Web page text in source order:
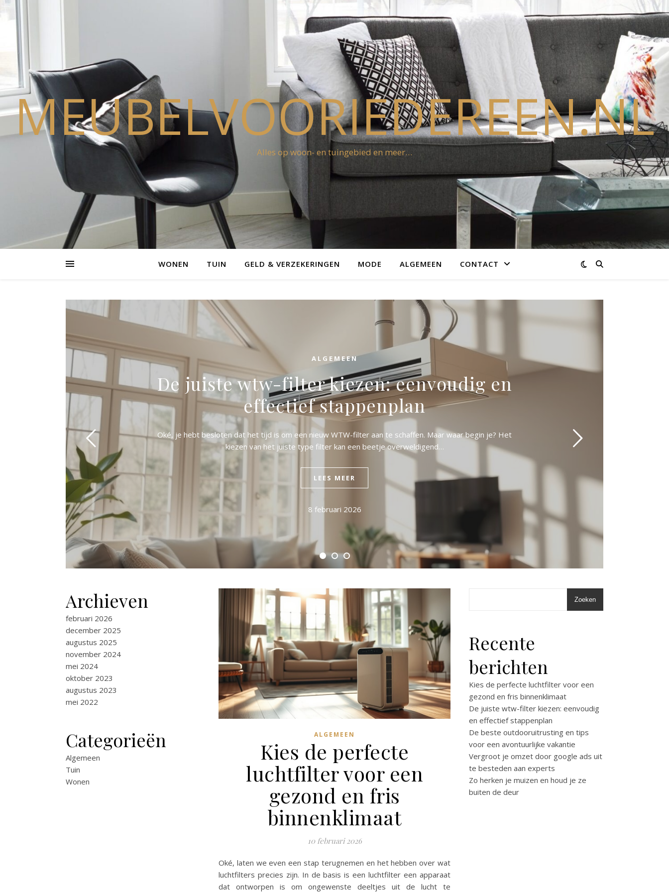
MEUBELVOORIEDEREEN.NL
Alles op woon- en tuingebied en meer…
WONEN TUIN GELD & VERZEKERINGEN MODE ALGEMEEN CONTACT
ALGEMEEN
De juiste wtw-filter kiezen: eenvoudig en
effectief stappenplan
Oké, je hebt besloten dat het tijd is om een nieuw WTW-filter aan te schaffen. Maar waar begin je? Het
kiezen van het juiste type filter kan een beetje overweldigend…
LEES MEER
8 februari 2026
Archieven
februari 2026
december 2025
augustus 2025
november 2024
mei 2024
oktober 2023
augustus 2023
mei 2022
Categorieën
Algemeen
Tuin
Wonen
ALGEMEEN
Kies de perfecte
luchtfilter voor een
gezond en fris
binnenklimaat
10 februari 2026
Oké, laten we even een stap terugnemen en het hebben over wat
luchtfilters precies zijn. In de basis is een luchtfilter een apparaat
dat ontworpen is om ongewenste deeltjes uit de lucht te
Zoeken
Recente
berichten
Kies de perfecte luchtfilter voor een
gezond en fris binnenklimaat
De juiste wtw-filter kiezen: eenvoudig
en effectief stappenplan
De beste outdooruitrusting en tips
voor een avontuurlijke vakantie
Vergroot je omzet door google ads uit
te besteden aan experts
Zo herken je muizen en houd je ze
buiten de deur